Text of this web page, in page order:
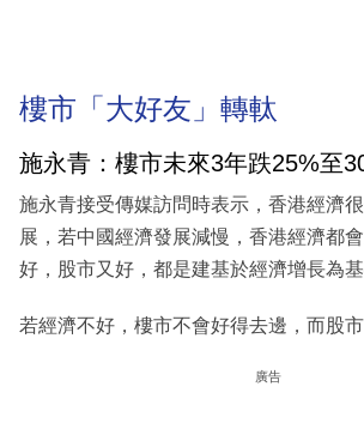
樓市「大好友」轉軚
施永青：樓市未來3年跌25%至
施永青接受傳媒訪問時表示，香港經濟
展，若中國經濟發展減慢，香港經濟都
好，股市又好，都是建基於經濟增長為基
若經濟不好，樓市不會好得去邊，而股市
廣告